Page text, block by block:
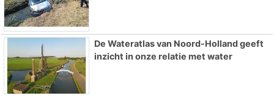
De Wateratlas van Noord-Holland geeft
inzicht in onze relatie met water